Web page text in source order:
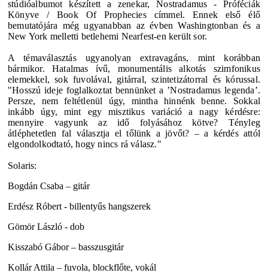
stúdióalbumot készített a zenekar, Nostradamus - Próféciák
Könyve / Book Of Prophecies címmel. Ennek első élő
bemutatójára még ugyanabban az évben Washingtonban és a
New York melletti betlehemi Nearfest-en került sor.
A témaválasztás ugyanolyan extravagáns, mint korábban
bármikor. Hatalmas ívű, monumentális alkotás szimfonikus
elemekkel, sok fuvolával, gitárral, szintetizátorral és kórussal.
"Hosszú ideje foglalkoztat bennünket a ’Nostradamus legenda’.
Persze, nem feltétlenül úgy, mintha hinnénk benne. Sokkal
inkább úgy, mint egy misztikus variáció a nagy kérdésre:
mennyire vagyunk az idő folyásához kötve? Tényleg
átléphetetlen fal választja el tőlünk a jövőt? – a kérdés attól
elgondolkodtató, hogy nincs rá válasz."
Solaris:
Bogdán Csaba – gitár
Erdész Róbert - billentyűs hangszerek
Gömör László - dob
Kisszabó Gábor – basszusgitár
Kollár Attila – fuvola, blockflőte, vokál